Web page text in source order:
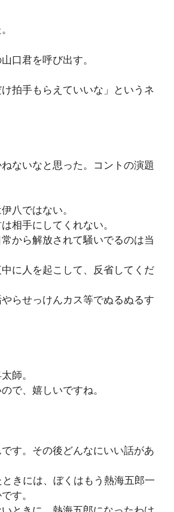
口君を呼び出す。
拍手もらえていいな」というネ
ないなと思った。コントの演題
八ではない。
相手にしてくれない。
から解放されて騒いでるのは当
に人を起こして、反省してくだ
らせっけんカス等でぬるぬるす
師。
で、嬉しいですね。
す。その後どんなにいい話があ
きには、ぼくはもう熱海五郎一
す。